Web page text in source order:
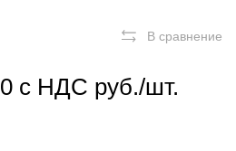
В сравнение
с НДС руб./шт.